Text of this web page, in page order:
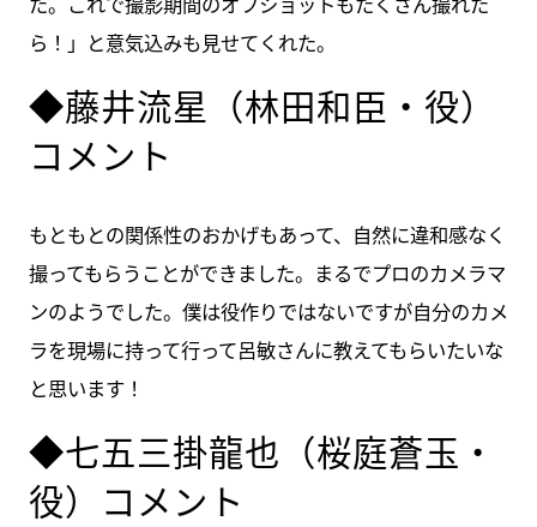
ら！」と意気込みも見せてくれた。
◆藤井流星（林田和臣・役）
コメント
もともとの関係性のおかげもあって、自然に違和感なく
撮ってもらうことができました。まるでプロのカメラマ
ンのようでした。僕は役作りではないですが自分のカメ
ラを現場に持って行って呂敏さんに教えてもらいたいな
と思います！
◆七五三掛龍也（桜庭蒼玉・
役）コメント